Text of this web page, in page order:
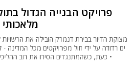
פרויקט הבנייה הגדול
מלאכותי
מצוקת הדיור בבירת דנמרק הובילה את
ים רדודה על ידי חול מפרויקטים מכל המדינה -
• כעת, כשהמתנגדים הסירו את רוב